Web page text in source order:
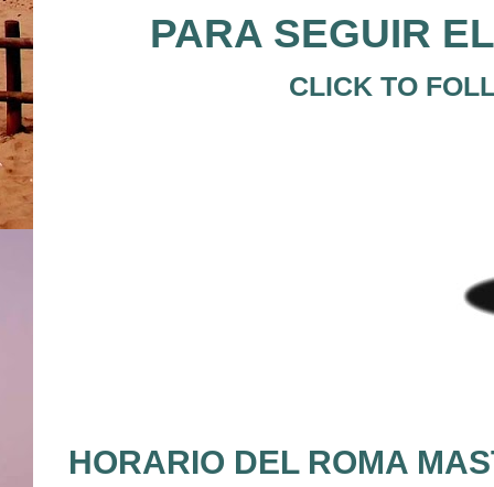
PARA SEGUIR
CLICK TO
HORARIO DEL ROMA